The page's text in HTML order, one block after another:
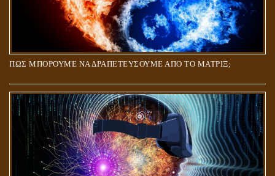
ΠΩΣ ΜΠΟΡΟΥΜΕ ΝΑ ΔΡΑΠΕΤΕΥΣΟΥΜΕ ΑΠΟ ΤΟ ΜΑΤΡΙΞ;